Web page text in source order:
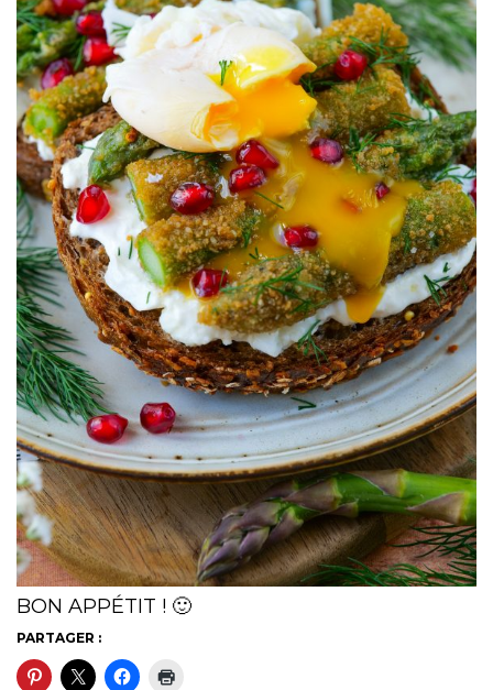
BON APPÉTIT ! 🙂
PARTAGER :